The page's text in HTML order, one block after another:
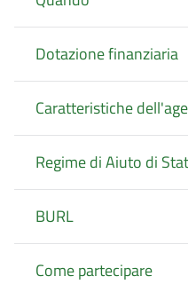
Dotazione finanziaria
Caratteristiche
Regime di Aiuto di
BURL
Come partecipare